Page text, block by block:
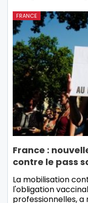
FRANCE
France :
contre le pass
La mobilisation
l'obligation
professionnelles, a